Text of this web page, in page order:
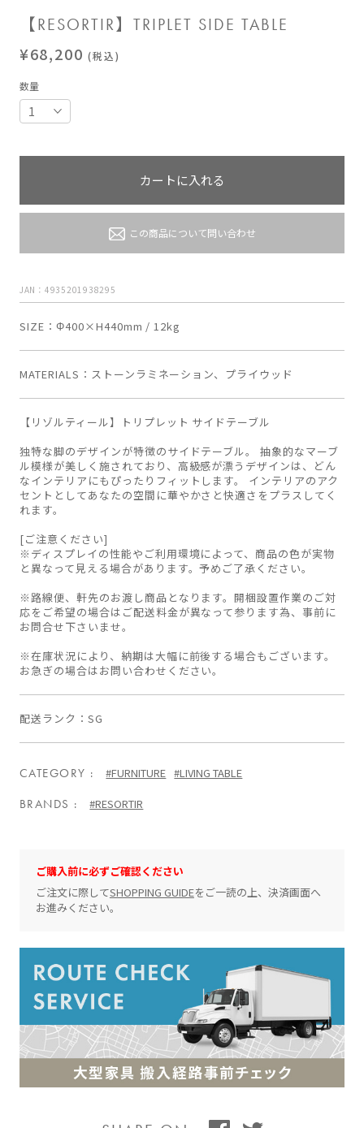
【RESORTIR】TRIPLET SIDE TABLE
¥68,200(税込)
数量
カートに入れる
この商品について問い合わせ
JAN：4935201938295
SIZE Φ400×H440mm / 12kg
MATERIALS ストーンラミネーション、プライウッド
【リゾルティール】トリプレット サイドテーブル
独特な脚のデザインが特徴のサイドテーブル。 抽象的なマーブ
ル模様が美しく施されており、高級感が漂うデザインは、どん
なインテリアにもぴったりフィットします。 インテリアのアク
セントとしてあなたの空間に華やかさと快適さをプラスしてく
れます。
[ご注意ください]
※ディスプレイの性能やご利用環境によって、商品の色が実物
と異なって見える場合があります。予めご了承ください。
※路線便、軒先のお渡し商品となります。開梱設置作業のご対
応をご希望の場合はご配送料金が異なって参ります為、事前に
お問合せ下さいませ。
※在庫状況により、納期は大幅に前後する場合もございます。
お急ぎの場合はお問い合わせください。
配送ランク SG
CATEGORY #FURNITURE #LIVING TABLE
BRANDS #RESORTIR
ご購入前に必ずご確認ください
ご注文に際してSHOPPING GUIDEをご一読の上、決済画面へ
お進みください。